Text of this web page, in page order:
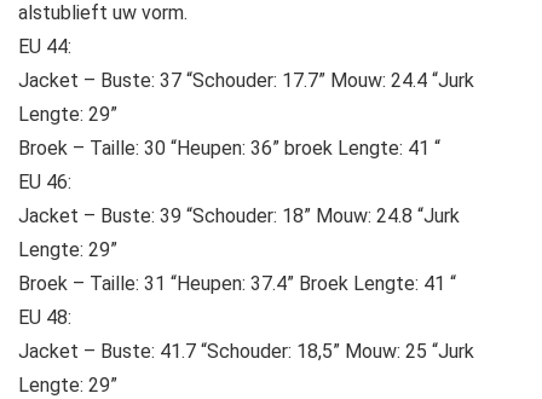
alstublieft uw vorm.
EU 44:
Jacket – Buste: 37 “Schouder: 17.7” Mouw: 24.4 “Jurk
Lengte: 29”
Broek – Taille: 30 “Heupen: 36” broek Lengte: 41 “
EU 46:
Jacket – Buste: 39 “Schouder: 18” Mouw: 24.8 “Jurk
Lengte: 29”
Broek – Taille: 31 “Heupen: 37.4” Broek Lengte: 41 “
EU 48:
Jacket – Buste: 41.7 “Schouder: 18,5” Mouw: 25 “Jurk
Lengte: 29”